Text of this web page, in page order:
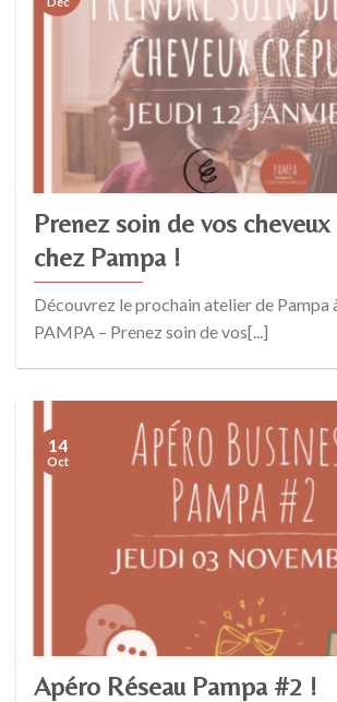
Prenez soin de vos cheveux
chez Pampa !
Découvrez le prochain atelier de Pampa
PAMPA – Prenez soin de vos[...]
Apéro Réseau Pampa #2 !
14
Oct